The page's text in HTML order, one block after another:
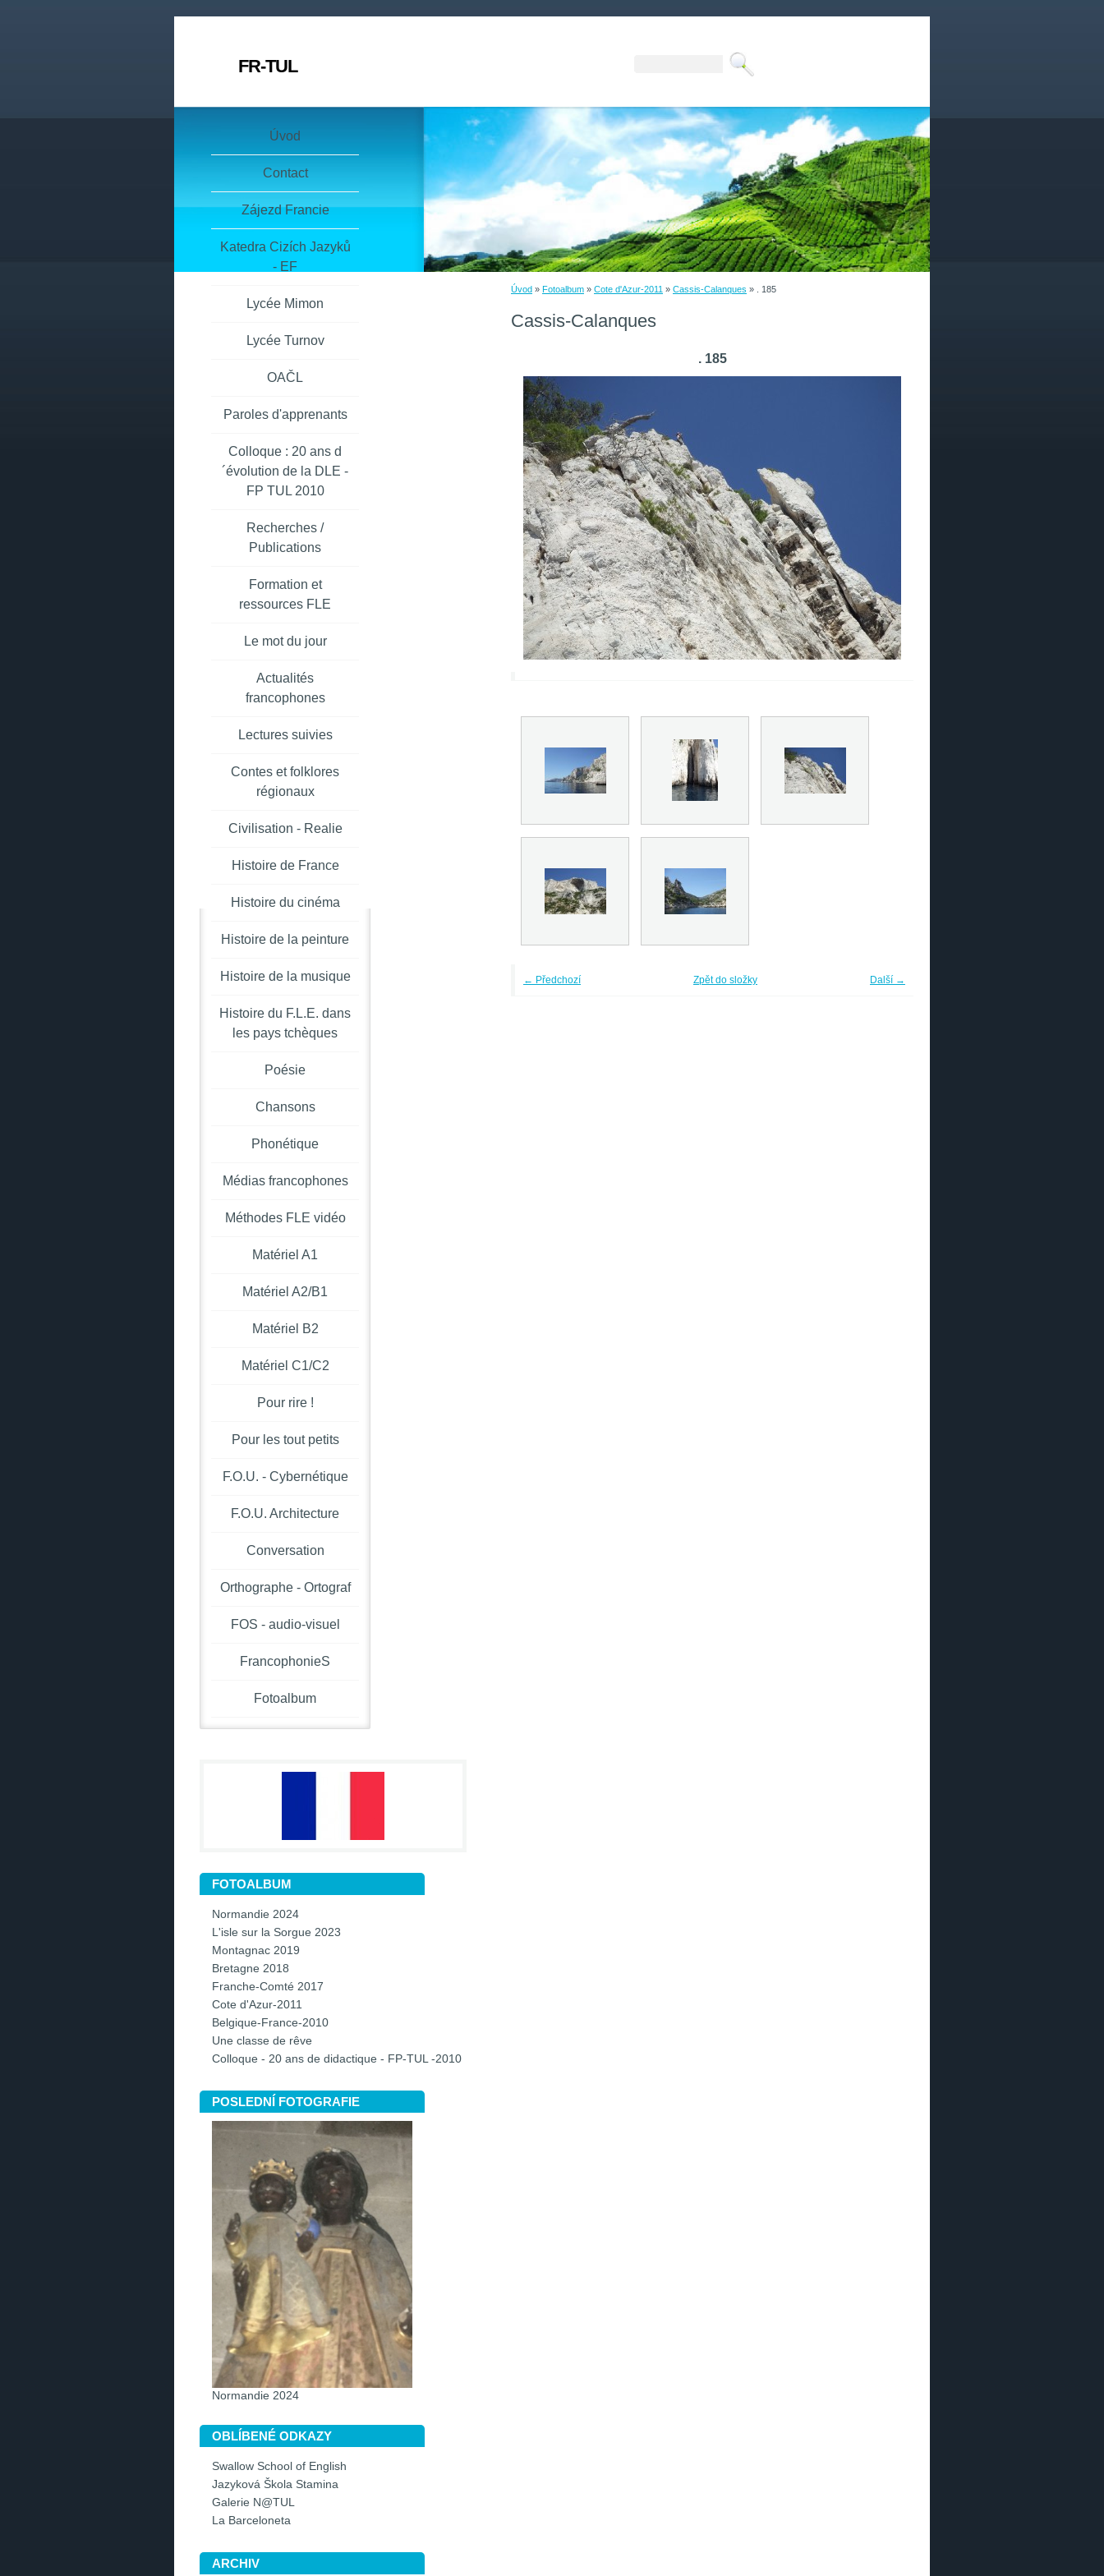
FR-TUL
Úvod » Fotoalbum » Cote d'Azur-2011 » Cassis-Calanques » . 185
Cassis-Calanques
. 185
← Předchozí Další →
Zpět do složky
Úvod
Contact
Zájezd Francie
Katedra Cizích Jazyků
- EF
Lycée Mimon
Lycée Turnov
OAČL
Paroles d'apprenants
Colloque : 20 ans d
´évolution de la DLE -
FP TUL 2010
Recherches /
Publications
Formation et
ressources FLE
Le mot du jour
Actualités
francophones
Lectures suivies
Contes et folklores
régionaux
Civilisation - Realie
Histoire de France
Histoire du cinéma
Histoire de la peinture
Histoire de la musique
Histoire du F.L.E. dans
les pays tchèques
Poésie
Chansons
Phonétique
Médias francophones
Méthodes FLE vidéo
Matériel A1
Matériel A2/B1
Matériel B2
Matériel C1/C2
Pour rire !
Pour les tout petits
F.O.U. - Cybernétique
F.O.U. Architecture
Conversation
Orthographe - Ortograf
FOS - audio-visuel
FrancophonieS
Fotoalbum
FOTOALBUM
Normandie 2024
L'isle sur la Sorgue 2023
Montagnac 2019
Bretagne 2018
Franche-Comté 2017
Cote d'Azur-2011
Belgique-France-2010
Une classe de rêve
Colloque - 20 ans de didactique - FP-TUL -2010
POSLEDNÍ FOTOGRAFIE
Normandie 2024
OBLÍBENÉ ODKAZY
Swallow School of English
Jazyková Škola Stamina
Galerie N@TUL
La Barceloneta
ARCHIV